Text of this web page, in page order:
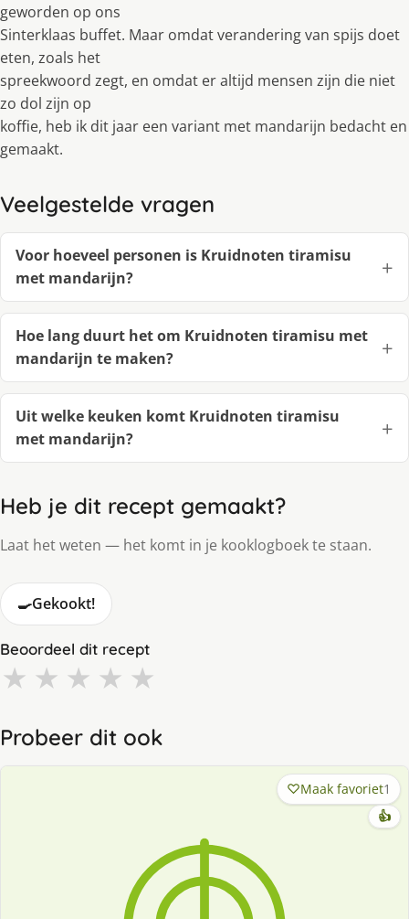
geworden op ons
Sinterklaas buffet. Maar omdat verandering van spĳs doet
eten, zoals het
spreekwoord zegt, en omdat er altĳd mensen zĳn die niet
zo dol zĳn op
koffie, heb ik dit jaar een variant met mandarĳn bedacht en
gemaakt.
Veelgestelde vragen
Voor hoeveel personen is Kruidnoten tiramisu
met mandarijn?
Hoe lang duurt het om Kruidnoten tiramisu met
mandarijn te maken?
Uit welke keuken komt Kruidnoten tiramisu
met mandarijn?
Heb je dit recept gemaakt?
Laat het weten — het komt in je kooklogboek te staan.
🍳Gekookt!
Beoordeel dit recept
★ ★ ★ ★ ★
Probeer dit ook
Maak favoriet1
👍